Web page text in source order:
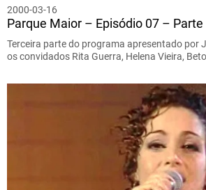
2000-03-16
Parque Maior – Episódio 07 – Parte
Terceira parte do programa apresentado por
os convidados Rita Guerra, Helena Vieira,